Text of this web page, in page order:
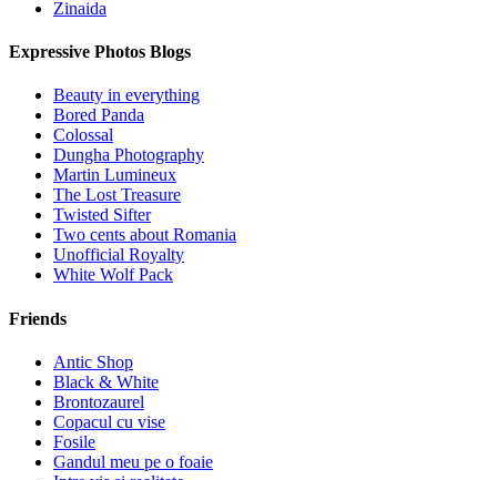
Zinaida
Expressive Photos Blogs
Beauty in everything
Bored Panda
Colossal
Dungha Photography
Martin Lumineux
The Lost Treasure
Twisted Sifter
Two cents about Romania
Unofficial Royalty
White Wolf Pack
Friends
Antic Shop
Black & White
Brontozaurel
Copacul cu vise
Fosile
Gandul meu pe o foaie